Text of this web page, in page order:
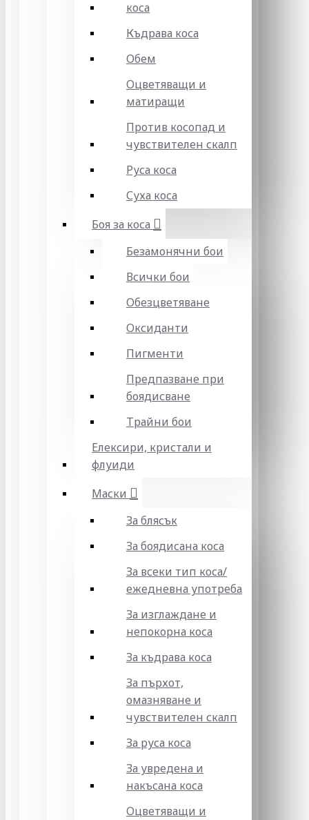
коса
Къдрава коса
Обем
Оцветяващи и
матиращи
Против косопад и
чувствителен скалп
Руса коса
Суха коса
Боя за коса
Безамонячни бои
Всички бои
Обезцветяване
Оксиданти
Пигменти
Предпазване при
боядисване
Трайни бои
Елексири, кристали и
флуиди
Маски
За блясък
За боядисана коса
За всеки тип коса/
ежедневна употреба
За изглаждане и
непокорна коса
За къдрава коса
За пърхот,
омазняване и
чувствителен скалп
За руса коса
За увредена и
накъсана коса
Оцветяващи и